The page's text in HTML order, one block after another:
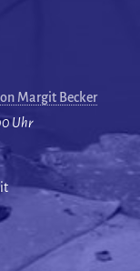
Margit Becker
Uhr